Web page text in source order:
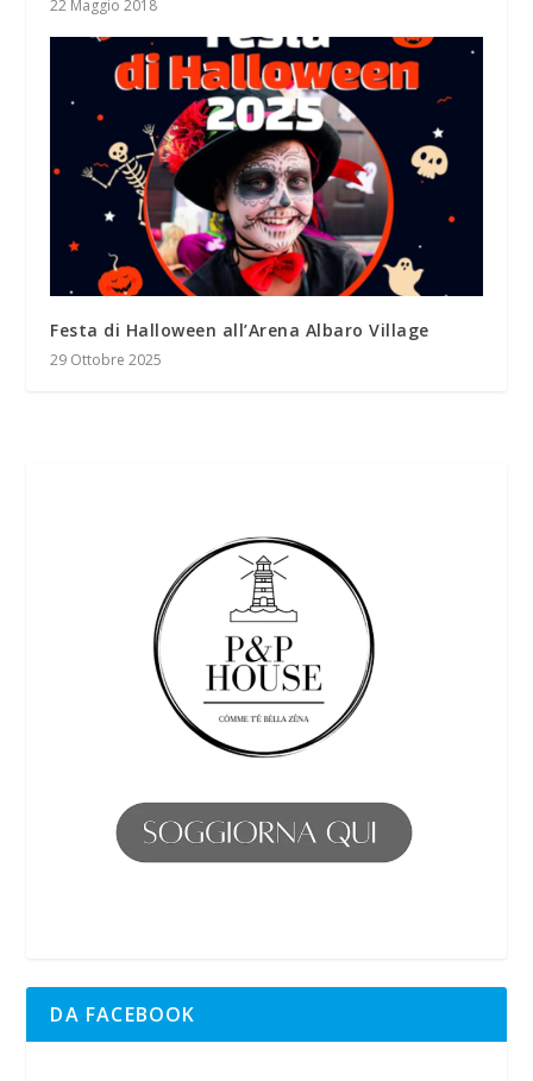
22 Maggio 2018
Festa di Halloween all’Arena Albaro Village
29 Ottobre 2025
DA FACEBOOK